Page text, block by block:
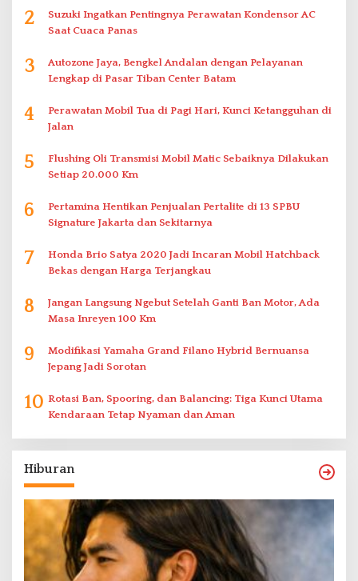
2
Suzuki Ingatkan Pentingnya Perawatan Kondensor AC
Saat Cuaca Panas
3
Autozone Jaya, Bengkel Andalan dengan Pelayanan
Lengkap di Pasar Tiban Center Batam
4
Perawatan Mobil Tua di Pagi Hari, Kunci Ketangguhan di
Jalan
5
Flushing Oli Transmisi Mobil Matic Sebaiknya Dilakukan
Setiap 20.000 Km
6
Pertamina Hentikan Penjualan Pertalite di 13 SPBU
Signature Jakarta dan Sekitarnya
7
Honda Brio Satya 2020 Jadi Incaran Mobil Hatchback
Bekas dengan Harga Terjangkau
8
Jangan Langsung Ngebut Setelah Ganti Ban Motor, Ada
Masa Inreyen 100 Km
9
Modifikasi Yamaha Grand Filano Hybrid Bernuansa
Jepang Jadi Sorotan
10 Rotasi Ban, Spooring, dan Balancing: Tiga Kunci Utama
Kendaraan Tetap Nyaman dan Aman
Hiburan